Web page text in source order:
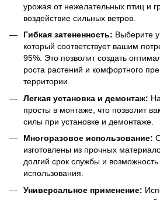
урожая от нежелательных птиц и
воздействие сильных ветров.
Гибкая затененность: Выберите
который соответствует вашим
95%. Это позволит создать
роста растений и комфортного
территории.
Легкая установка и демонтаж:
просты в монтаже, что позволит
силы при установке и демонтаже.
Многоразовое использование:
изготовлены из прочных
долгий срок службы и возможность
использования.
Универсальное применение: